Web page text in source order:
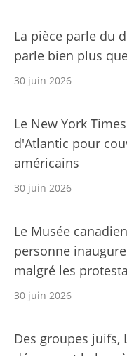
La pièce parle du
parle bien plus
30 juin 2026
Le New York
d'Atlantic pour
américains
30 juin 2026
Le Musée
personne
malgré les
30 juin 2026
Des groupes juifs,